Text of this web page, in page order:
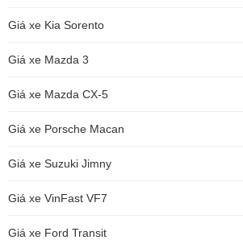
Giá xe Kia Sorento
Giá xe Mazda 3
Giá xe Mazda CX-5
Giá xe Porsche Macan
Giá xe Suzuki Jimny
Giá xe VinFast VF7
Giá xe Ford Transit